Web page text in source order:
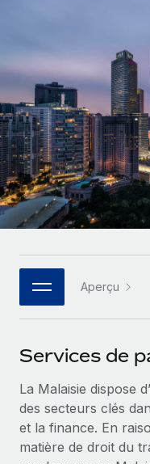
Gestion des
Intégrez et gérez
PEO
Sous-traitez les
INFRASTRUCTURE
Intégration
Intégrez vos RH
Plateforme
Des fonctions RH
Connectez
notre MCP
Rationalisez vos
SERVICES
Demandez aux
Recevez des
Examinez notre
CROISSANCE
Start-ups
Des solutions
paie des
Entreprises
Développez vos
mesure
Entreprise
Les RH à
Partenaires
Devenir
Explorez avec
Calculateur
Découvrez les
paiement pour
APPRENDRE AVEC
Recherche et guides
Études de cas
Checklists et
Descriptions de
Salle de presse
Données sur les
Français
Deutsch
Español
Italiano
Português (Portugal)
日本語
한국어
Aperçu
Services de
La Malaisie dispose
des secteurs clés
et la finance. En
matière de droit du